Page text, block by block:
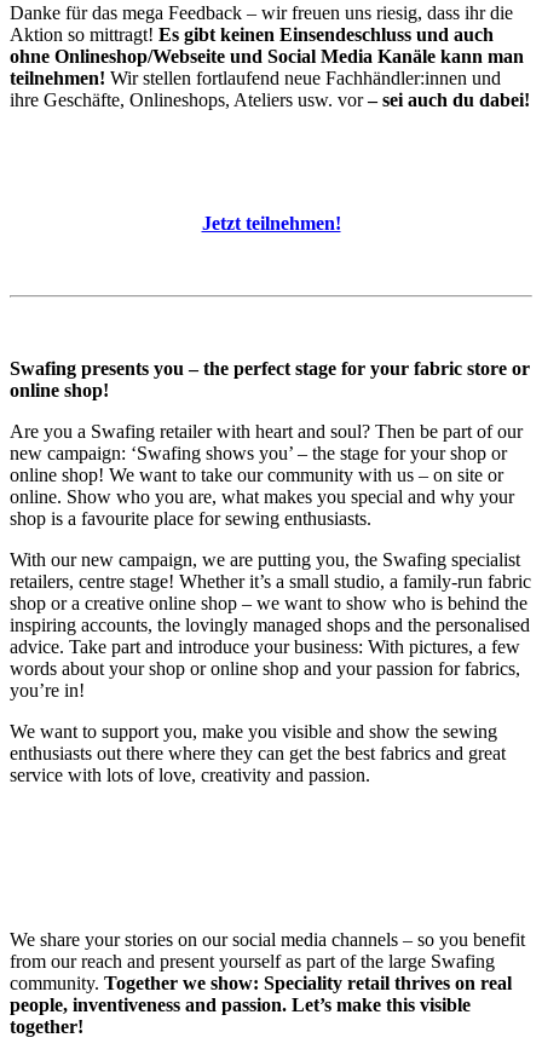
Danke für das mega Feedback – wir freuen uns riesig, dass ihr die
Aktion so mittragt! Es gibt keinen Einsendeschluss und auch
ohne Onlineshop/Webseite und Social Media Kanäle kann man
teilnehmen! Wir stellen fortlaufend neue Fachhändler:innen und
ihre Geschäfte, Onlineshops, Ateliers usw. vor– sei auch du dabei!
Jetzt teilnehmen!
Swafing presents you – the perfect stage for your fabric store or
online shop!
Are you a Swafing retailer with heart and soul? Then be part of our
new campaign: ‘Swafing shows you’ – the stage for your shop or
online shop! We want to take our community with us – on site or
online. Show who you are, what makes you special and why your
shop is a favourite place for sewing enthusiasts.
With our new campaign, we are putting you, the Swafing specialist
retailers, centre stage! Whether it’s a small studio, a family-run fabric
shop or a creative online shop – we want to show who is behind the
inspiring accounts, the lovingly managed shops and the personalised
advice. Take part and introduce your business: With pictures, a few
words about your shop or online shop and your passion for fabrics,
you’re in!
We want to support you, make you visible and show the sewing
enthusiasts out there where they can get the best fabrics and great
service with lots of love, creativity and passion.
We share your stories on our social media channels – so you benefit
from our reach and present yourself as part of the large Swafing
community. Together we show: Speciality retail thrives on real
people, inventiveness and passion. Let’s make this visible
together!